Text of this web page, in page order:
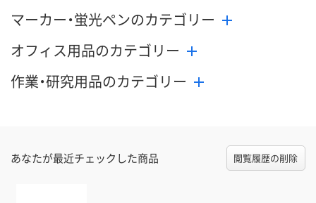
マーカー・蛍光ペンのカテゴリー
オフィス用品のカテゴリー
作業・研究用品のカテゴリー
あなたが最近チェックした商品 閲覧履歴の削除